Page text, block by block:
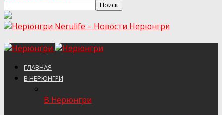
Nerulife – Новости Нерюнгри
ГЛАВНАЯ
В НЕРЮНГРИ
В Нерюнгри